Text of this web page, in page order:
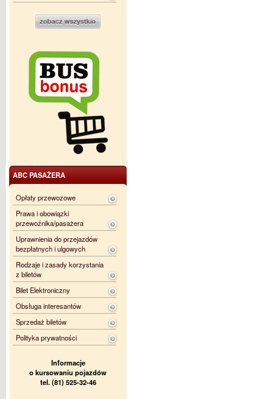
ABC PASAŻERA
Opłaty przewozowe
Prawa i obowiązki
przewoźnika/pasażera
Uprawnienia do przejazdów
bezpłatnych i ulgowych
Rodzaje i zasady korzystania
z biletów
Bilet Elektroniczny
Obsługa interesantów
Sprzedaż biletów
Polityka prywatności
Informacje
o kursowaniu pojazdów
tel. (81) 525-32-46